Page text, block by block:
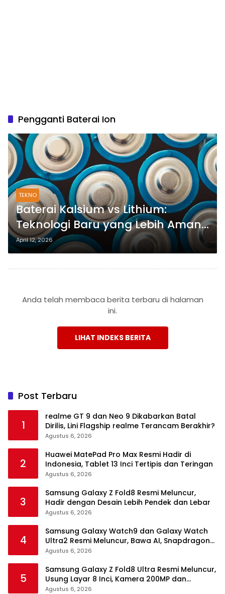
Pengganti Baterai Ion
TEKNO
Baterai Kalsium vs Lithium:
Teknologi Baru yang Lebih Aman
dan Tahan Lama untuk Gawai
Masa Depan
April 12, 2026
Anda telah membaca berita terbaru di halaman
ini.
LIHAT INDEKS BERITA
Post Terbaru
1
realme GT 9 dan Neo 9 Dikabarkan Batal
Dirilis, Lini Flagship realme Terancam Berakhir?
Agustus 6, 2026
2
Huawei MatePad Pro Max Resmi Hadir di
Indonesia, Tablet 13 Inci Tertipis dan Teringan
Agustus 6, 2026
3
Samsung Galaxy Z Fold8 Resmi Meluncur,
Hadir dengan Desain Lebih Pendek dan Lebar
Agustus 6, 2026
4
Samsung Galaxy Watch9 dan Galaxy Watch
Ultra2 Resmi Meluncur, Bawa AI, Snapdragon
Wear Elite, dan Fitur Kesehatan Baru
Agustus 6, 2026
5
Samsung Galaxy Z Fold8 Ultra Resmi Meluncur,
Usung Layar 8 Inci, Kamera 200MP dan
Snapdragon 8 Elite Gen 5
Agustus 6, 2026